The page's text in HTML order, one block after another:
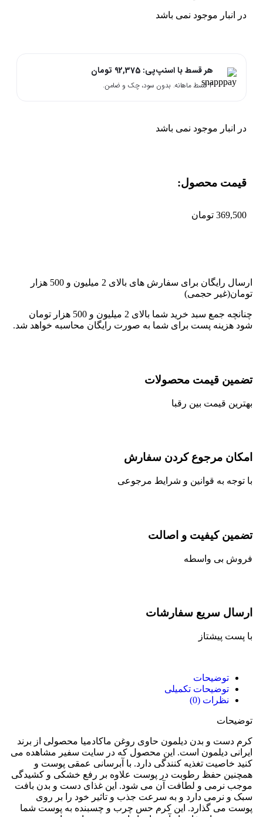
در انبار موجود نمی باشد
هر قسط با اسنپ‌پی: 92,375 تومان
۴ قسط ماهانه. بدون سود، چک و ضامن.
در انبار موجود نمی باشد
قیمت محصول:​
369,500 تومان
ارسال رایگان برای سفارش های بالای 2 میلیون و 500 هزار
تومان(غیر حجمی)
چنانچه جمع سبد خرید شما بالای 2 میلیون و 500 هزار تومان
شود هزینه پست برای شما به صورت رایگان محاسبه خواهد شد.
تضمین قیمت محصولات
بهترین قیمت بین رقبا
امکان مرجوع کردن سفارش
با توجه به قوانین و شرایط مرجوعی
تضمین کیفیت و اصالت
فروش بی واسطه
ارسال سریع سفارشات
با پست پیشتاز
توضیحات
توضیحات تکمیلی
نظرات (0)
توضیحات
کرم دست و بدن دیلمون حاوی روغن ماکادمیا محصولی از برند
ایرانی دیلمون است. این محصول که در سایت سفیر مشاهده می
کنید خاصیت تغذیه کنندگی دارد. با آبرسانی عمقی پوست و
همچنین حفظ رطوبت در پوست علاوه بر رفع خشکی و کشیدگی
موجب نرمی و لطافت آن می شود. این غذای دست و بدن بافت
سبک و نرمی دارد و به سرعت جذب و تاثیر خود را بر روی
پوست می گذارد. این کرم حس چرب و چسبنده به پوست شما